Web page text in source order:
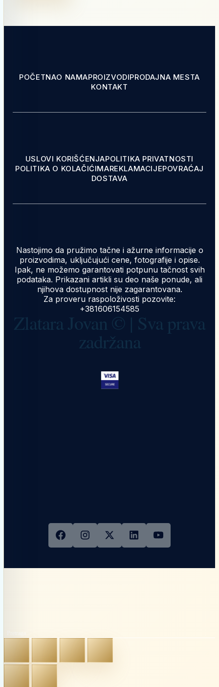
POČETNAO NAMAPROIZVODIPRODAJNA MESTA
KONTAKT
USLOVI KORIŠĆENJAPOLITIKA PRIVATNOSTI
POLITIKA O KOLAČIĆIMAREKLAMACIJEPOVRAĆAJ
DOSTAVA
Nastojimo da pružimo tačne i ažurne informacije o
proizvodima, uključujući cene, fotografije i opise.
Ipak, ne možemo garantovati potpunu tačnost svih
podataka. Prikazani artikli su deo naše ponude, ali
njihova dostupnost nije zagarantovana.
Za proveru raspoloživosti pozovite:
+381606154585
Zlatara Jovan © | Sva prava
zadržana